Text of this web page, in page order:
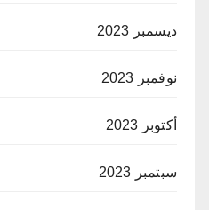
ديسمبر 2023
نوفمبر 2023
أكتوبر 2023
سبتمبر 2023